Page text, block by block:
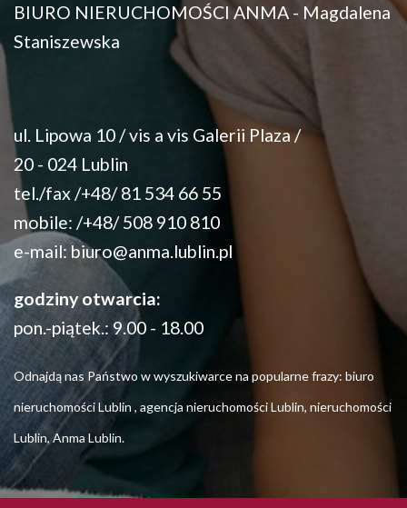
BIURO NIERUCHOMOŚCI ANMA - Magdalena
Staniszewska
ul. Lipowa 10 / vis a vis Galerii Plaza /
20 - 024 Lublin
tel./fax /+48/ 81 534 66 55
mobile: /+48/ 508 910 810
e-mail:biuro@anma.lublin.pl
godziny otwarcia:
pon.-piątek.: 9.00 - 18.00
Odnajdą nas Państwo w wyszukiwarce na popularne frazy: biuro
nieruchomości Lublin , agencja nieruchomości Lublin, nieruchomości
Lublin, Anma Lublin.